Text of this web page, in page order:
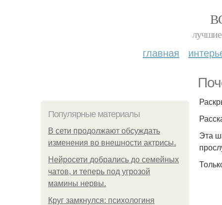
лучшие
главная
Популярные материалы
В сети продолжают обсуждать
изменения во внешности актрисы.
Нейросети добрались до семейных
чатов, и теперь под угрозой
мамины нервы.
Круг замкнулся: психологиня
Эта